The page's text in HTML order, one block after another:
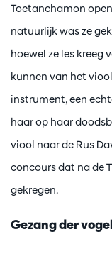
Toetanchamon
natuurlijk was ze
hoewel ze les kreeg
kunnen van het
instrument, een
haar op haar
viool naar de Rus
concours dat na de
gekregen.
Gezang der